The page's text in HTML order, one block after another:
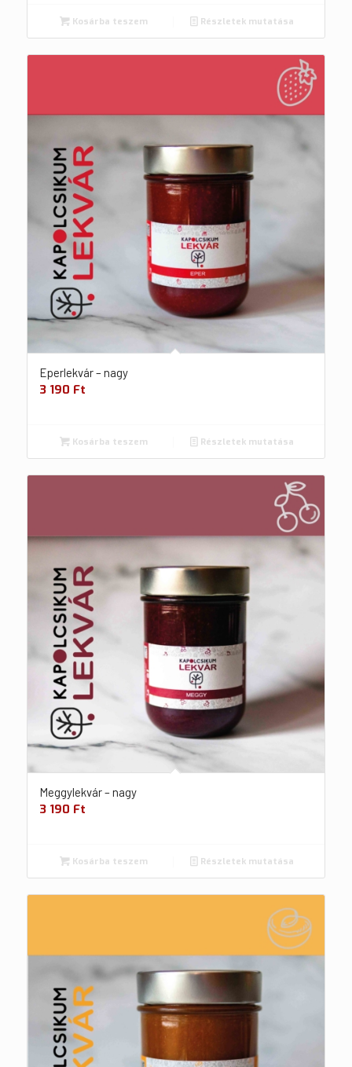
Kosárba teszem Részletek mutatása
Eperlekvár – nagy
3 190 Ft
Kosárba teszem Részletek mutatása
Meggylekvár – nagy
3 190 Ft
Kosárba teszem Részletek mutatása